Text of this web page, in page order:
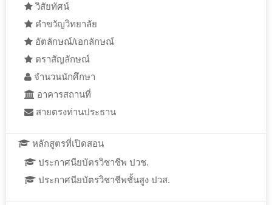
วิสัยทัศน์
คำขวัญวิทยาลัย
อัตลักษณ์/เอกลักษณ์
ตราสัญลักษณ์
จำนวนนักศึกษา
อาคารสถานที่
สายตรงท่านประธาน
หลักสูตรที่เปิดสอน
ประกาศนียบัตรวิชาชีพ ปวช.
ประกาศนียบัตรวิชาชีพชั้นสูง ปวส.